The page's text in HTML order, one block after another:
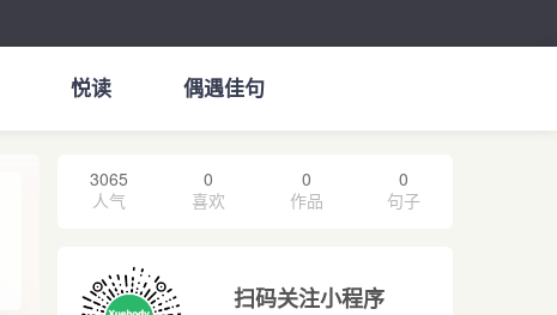
悦读 偶遇佳句
3065
人气
0
喜欢
0
作品
0
句子
扫码关注小程序